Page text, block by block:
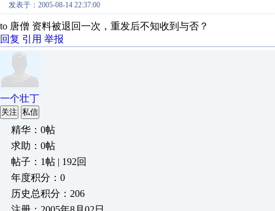
发表于：2005-08-14 22:37:00
to 唐僧 资料被退回一次，重发后不知收到与否？
回复 引用 举报
一个壮丁
关注 私信
精华：0帖
求助：0帖
帖子：1帖 | 192回
年度积分：0
历史总积分：206